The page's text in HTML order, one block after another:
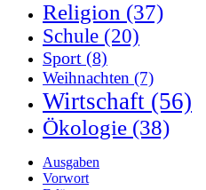
Religion (37)
Schule (20)
Sport (8)
Weihnachten (7)
Wirtschaft (56)
Ökologie (38)
Ausgaben
Vorwort